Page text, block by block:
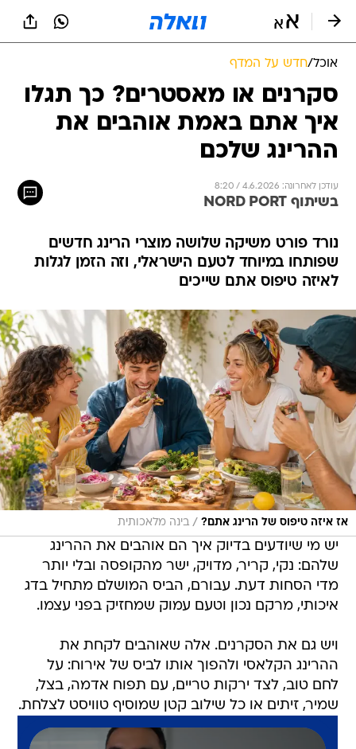
אוכל/חדש על המדף
סקרנים או מאסטרים? כך תגלו
איך אתם באמת אוהבים את
ההרינג שלכם
עודכן לאחרונה: 4.6.2026 / 8:20
בשיתוף NORD PORT
נורד פורט משיקה שלושה מוצרי הרינג חדשים
שפותחו במיוחד לטעם הישראלי, וזה הזמן לגלות
לאיזה טיפוס אתם שייכים
אז איזה טיפוס של הרינג אתם? / בינה מלאכותית
יש מי שיודעים בדיוק איך הם אוהבים את ההרינג
שלהם: נקי, קריר, מדויק, ישר מהקופסה ובלי יותר
מדי הסחות דעת. עבורם, הביס המושלם מתחיל בדג
איכותי, מרקם נכון וטעם עמוק שמחזיק בפני עצמו.
ויש גם את הסקרנים. אלה שאוהבים לקחת את
ההרינג הקלאסי ולהפוך אותו לביס של אירוח: על
לחם טוב, לצד ירקות טריים, עם תפוח אדמה, בצל,
שמיר, זיתים או כל שילוב קטן שמוסיף טוויסט לצלחת.